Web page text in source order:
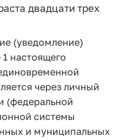
двадцати трех
(уведомление)
настоящего
через личный
(федеральной
системы
и муниципальных